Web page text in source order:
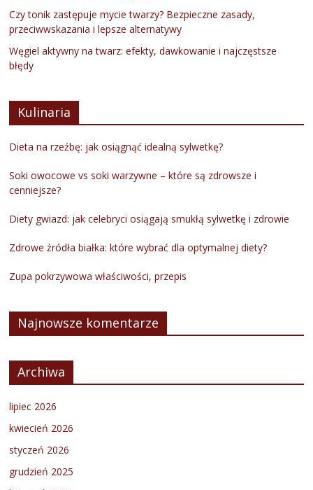
Czy tonik zastępuje mycie twarzy? Bezpieczne zasady,
przeciwwskazania i lepsze alternatywy
Węgiel aktywny na twarz: efekty, dawkowanie i najczęstsze
błędy
Kulinaria
Dieta na rzeźbę: jak osiągnąć idealną sylwetkę?
Soki owocowe vs soki warzywne – które są zdrowsze i
cenniejsze?
Diety gwiazd: jak celebryci osiągają smukłą sylwetkę i zdrowie
Zdrowe źródła białka: które wybrać dla optymalnej diety?
Zupa pokrzywowa właściwości, przepis
Najnowsze komentarze
Archiwa
lipiec 2026
kwiecień 2026
styczeń 2026
grudzień 2025